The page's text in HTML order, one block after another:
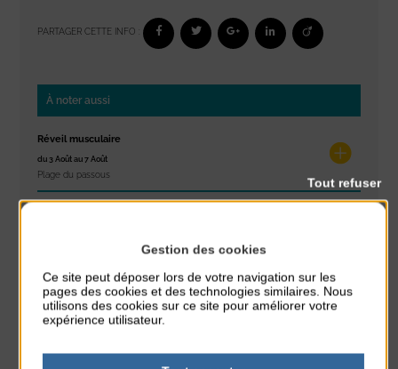
PARTAGER CETTE INFO :
À noter aussi
Réveil musculaire
du 3 Août au 7 Août
Plage du passous
Concours de châteaux de sable
du 7 Août au 7 Août
Plage du passous
Gestion des cookies
Ce site peut déposer lors de votre navigation sur les
pages des cookies et des technologies similaires. Nous
utilisons des cookies sur ce site pour améliorer votre
expérience utilisateur.
Tout refuser